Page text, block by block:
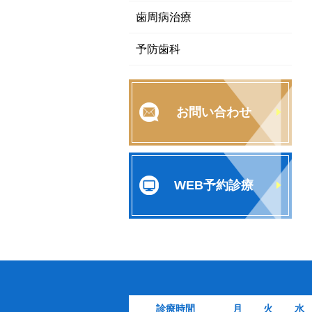
歯周病治療
予防歯科
お問い合わせ
WEB予約診療
診療時間 月 火 水